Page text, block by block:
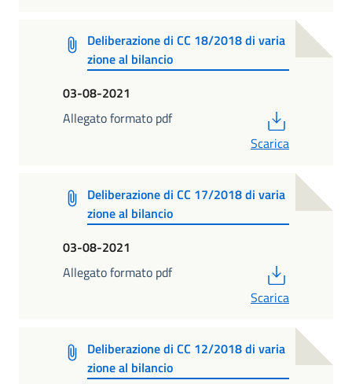
Deliberazione di CC 18/2018 di varia
zione al bilancio
03-08-2021
Allegato formato pdf
Scarica
Deliberazione di CC 17/2018 di varia
zione al bilancio
03-08-2021
Allegato formato pdf
Scarica
Deliberazione di CC 12/2018 di varia
zione al bilancio